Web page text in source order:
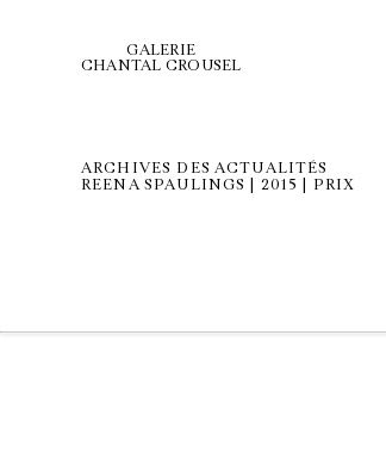
GALERIE
CHANTAL CROUSEL
ARCHIVES DES ACTUALITÉS
REENA SPAULINGS | 2015 | PRIX